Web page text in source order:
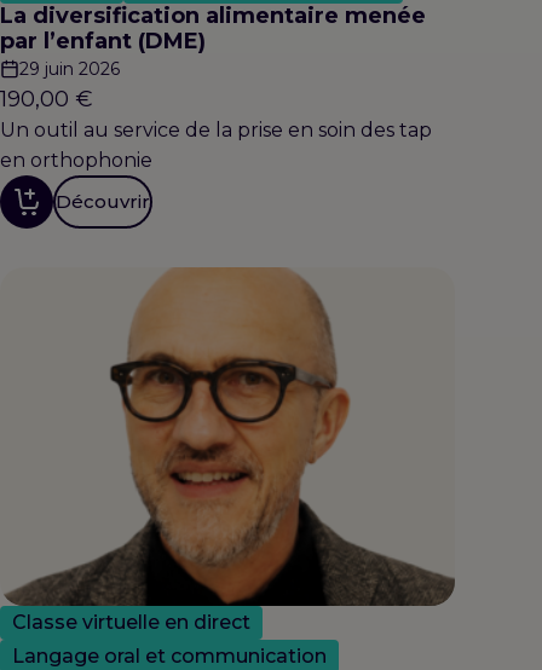
La diversification alimentaire menée
par l’enfant (DME)
29 juin 2026
190,00 €
Un outil au service de la prise en soin des tap
en orthophonie
Découvrir
Classe virtuelle en direct
Langage oral et communication